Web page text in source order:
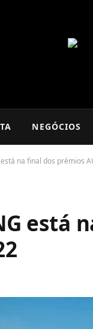
NEGÓCIOS
na final dos prémios
está